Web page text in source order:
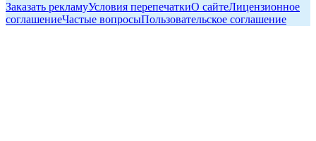
Заказать рекламуУсловия перепечаткиО сайтеЛицензионное
соглашениеЧастые вопросыПользовательское соглашение